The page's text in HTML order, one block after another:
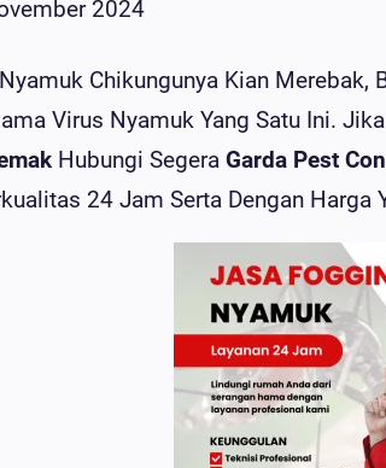
2024
Chikungunya Kian Merebak,
Virus Nyamuk Yang Satu Ini.
Hubungi Segera Garda Pest
24 Jam Serta Dengan Harga